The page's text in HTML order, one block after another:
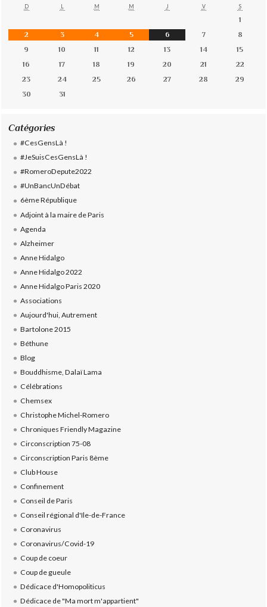
D L M M J V S
1
2
3 4 5 6 7
8
9
10 11 12 13 14
15
16
17 18 19 20 21
22
23
24 25 26 27 28
29
30
31
Catégories
#CesGensLà !
#JeSuisCesGensLà !
#RomeroDepute2022
#UnBancUnDébat
6ème République
Adjoint à la maire de Paris
Agenda
Alzheimer
Anne Hidalgo
Anne Hidalgo 2022
Anne Hidalgo Paris 2020
Associations
Aujourd'hui, Autrement
Bartolone 2015
Béthune
Blog
Bouddhisme, Dalaï Lama
Célébrations
Chemsex
Christophe Michel-Romero
Chroniques Friendly Magazine
Circonscription 75-08
Circonscription Paris 8ème
Club House
Confinement
Conseil de Paris
Conseil régional d'Ile-de-France
Coronavirus
Coronavirus/Covid-19
Coup de coeur
Coup de gueule
Dédicace d'Homopoliticus
Dédicace de "Ma mort m'appartient"